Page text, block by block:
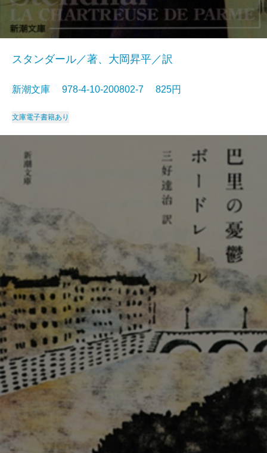
スタンダール／著、大岡昇平／訳
新潮文庫 978-4-10-200802-7 825円
文庫電子書籍あり